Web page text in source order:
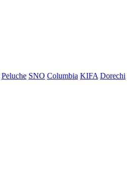
Peluche SNO Columbia KIFA Dorechi